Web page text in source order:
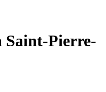
Saint-Pierre-